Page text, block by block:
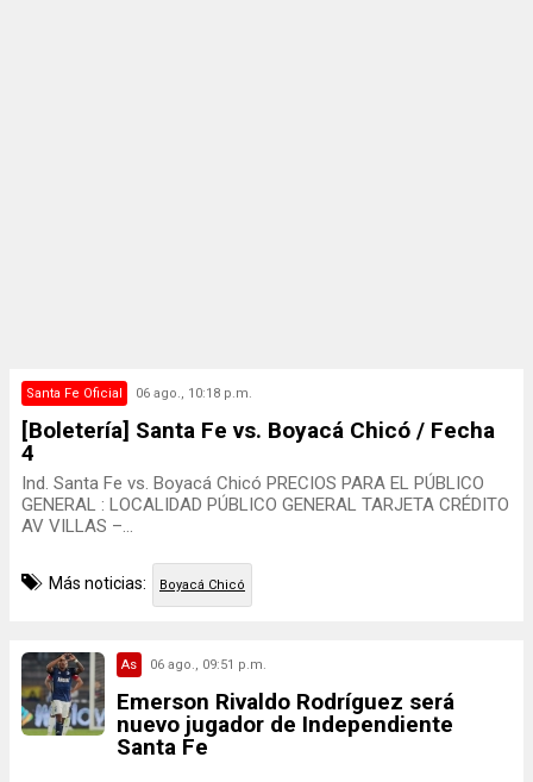
Santa Fe Oficial 06 ago., 10:18 p.m.
[Boletería] Santa Fe vs. Boyacá Chicó / Fecha
4
Ind. Santa Fe vs. Boyacá Chicó PRECIOS PARA EL PÚBLICO
GENERAL : LOCALIDAD PÚBLICO GENERAL TARJETA CRÉDITO
AV VILLAS –...
Más noticias: Boyacá Chicó
As 06 ago., 09:51 p.m.
Emerson Rivaldo Rodríguez será
nuevo jugador de Independiente
Santa Fe